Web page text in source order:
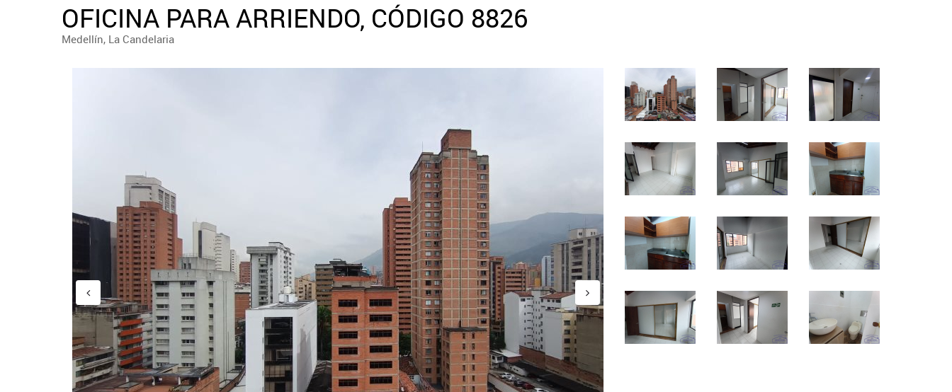
OFICINA PARA ARRIENDO, CÓDIGO 8826
Medellín, La Candelaria